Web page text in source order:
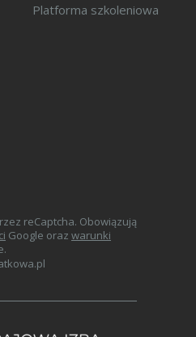
Platforma szkoleniowa
reCaptcha. Obowiązują
Google oraz warunki